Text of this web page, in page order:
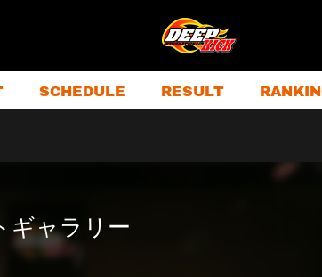
SCHEDULE RESULT
ギャラリー